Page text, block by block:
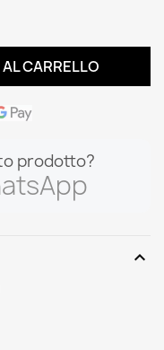
CARRELLO
prodotto?
expand_more